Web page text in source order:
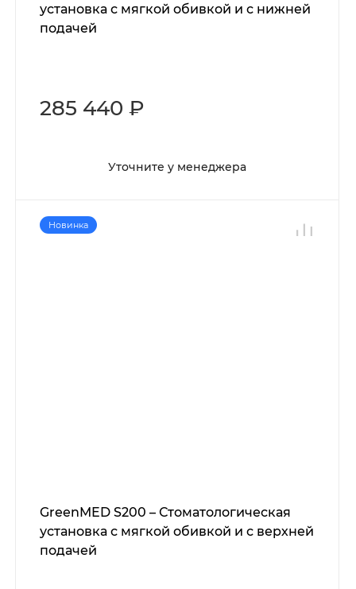
установка с мягкой обивкой и с нижней
подачей
285 440 ₽
Уточните у менеджера
Новинка
GreenMED S200 – Стоматологическая
установка с мягкой обивкой и с верхней
подачей